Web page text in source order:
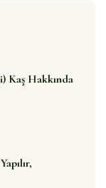
Kaş Hakkında